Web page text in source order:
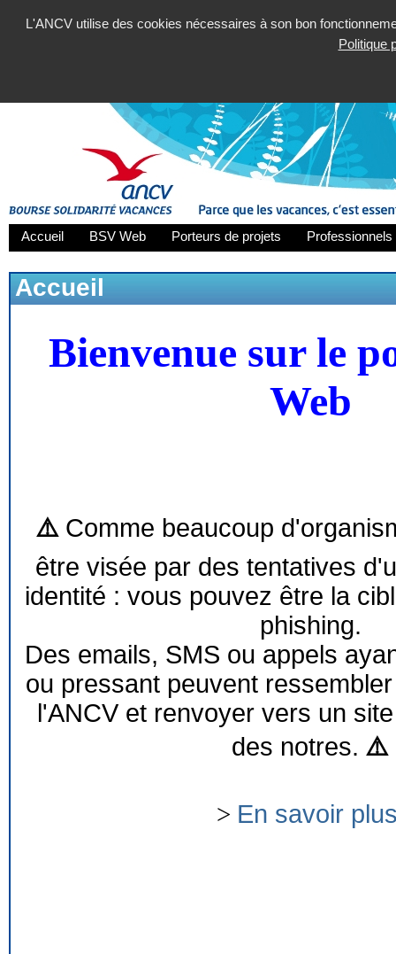
L'ANCV utilise des cookies nécessaires à son bon
Politique
Accueil BSV Web Porteurs de projets
Accueil
Bienvenue sur le
Web
⚠️ Comme beaucoup
être visée par des tentatives
identité : vous pouvez être la
phishing.
Des emails, SMS ou appels
ou pressant peuvent
l'ANCV et renvoyer vers un
des notres. ⚠️
> En savoir